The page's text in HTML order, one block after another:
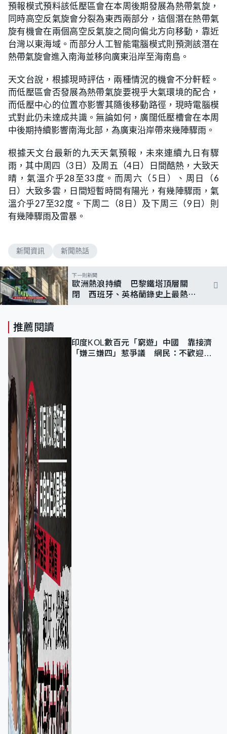
預報模式預料該低壓區會在本周後期發展為熱帶氣旋，
同時高空反氣旋會分裂為東西兩部分，這個潛在熱帶氣
旋有機會在兩個高空反氣旋之間向偏北方向移動，靠近
台灣以東海域。而部分人工智能電腦模式則預測該潛在
熱帶氣旋會進入南海並移向廣東沿岸至海南島。
天文台說，根據現時評估，兩種情況的機會不分軒輊。
而低壓區會否發展為熱帶氣旋要視乎大氣環境的配合，
而低壓中心的位置亦影響其隨後移動路徑，現時電腦模
式對此仍未達成共識。無論如何，廣闊低壓槽會在本周
中後期持續影響南海北部，為廣東沿岸帶來幾陣驟雨。
根據天文台最新的九天天氣預報，未來連續九日有驟
雨，其中周四（3日）及周五（4日）日間酷熱，大致天
晴，氣溫介乎28至33度。而周六（5日）、周日（6
日）大致多雲，日間短暫時間有陽光，有幾陣驟雨，氣
溫介乎27至32度。下周二（8日）及下周三（9日）則
有幾陣驟雨及雷暴。
新聞資訊 新聞熱話
下一則新聞
歐洲熱浪持續 巴黎鐵塔頂層關
閉 西班牙、英格蘭錄史上最熱6
推薦閱讀
印度KOL數百元「窮遊」中國 靠接濟
「嫌三嫌四」惹爭議 網民：不歡迎劣